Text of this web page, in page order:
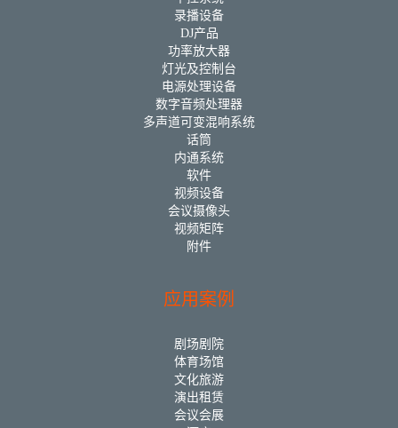
录播设备
DJ产品
功率放大器
灯光及控制台
电源处理设备
数字音频处理器
多声道可变混响系统
话筒
内通系统
软件
视频设备
会议摄像头
视频矩阵
附件
应用案例
剧场剧院
体育场馆
文化旅游
演出租赁
会议会展